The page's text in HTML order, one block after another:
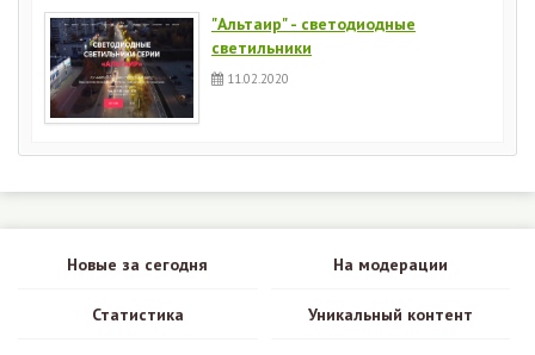
"Альтаир" - светодиодные
светильники
11.02.2020
Новые за сегодня На модерации
Статистика Уникальный контент